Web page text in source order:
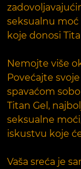
seksualnu
koje donosi
Nemojte više
Povećajte
spavaćom
Titan Gel,
seksualne
iskustvu koje
Vaša sreća je